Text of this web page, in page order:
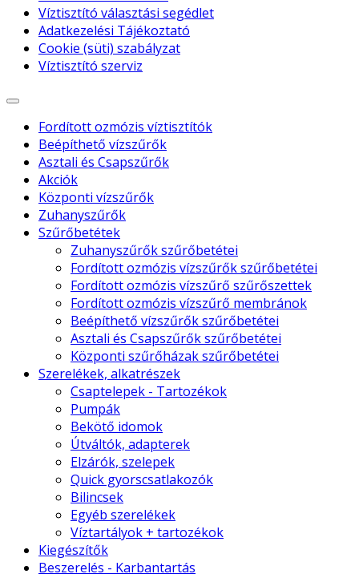
Víztisztító választási segédlet
Adatkezelési Tájékoztató
Cookie (süti) szabályzat
Víztisztító szerviz
Fordított ozmózis víztisztítók
Beépíthető vízszűrők
Asztali és Csapszűrők
Akciók
Központi vízszűrők
Zuhanyszűrők
Szűrőbetétek
Zuhanyszűrők szűrőbetétei
Fordított ozmózis vízszűrők szűrőbetétei
Fordított ozmózis vízszűrő szűrőszettek
Fordított ozmózis vízszűrő membránok
Beépíthető vízszűrők szűrőbetétei
Asztali és Csapszűrők szűrőbetétei
Központi szűrőházak szűrőbetétei
Szerelékek, alkatrészek
Csaptelepek - Tartozékok
Pumpák
Bekötő idomok
Útváltók, adapterek
Elzárók, szelepek
Quick gyorscsatlakozók
Bilincsek
Egyéb szerelékek
Víztartályok + tartozékok
Kiegészítők
Beszerelés - Karbantartás